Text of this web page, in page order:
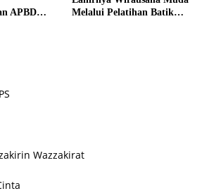
APBD
Melalui Pelatihan Batik